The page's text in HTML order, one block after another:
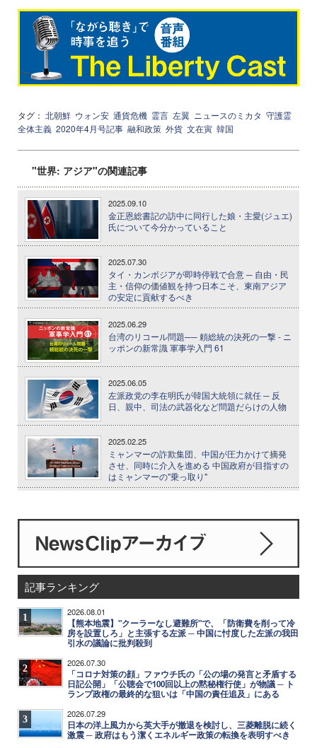
タグ： 北朝鮮 ウォン安 通貨危機 霊言 左翼 ニュースのミカタ 守護霊
全体主義 2020年4月号記事 融和政策 外貨 文在寅 韓国
"世界: アジア"の関連記事
2025.09.10
金正恩総書記の訪中に同行した娘・主愛(ジュエ)
氏について今分かっていること
2025.07.30
タイ・カンボジアが即時停戦で合意 ─ 自由・民
主・信仰の価値観を持つ日本こそ、東南アジア
の安定に貢献するべき
2025.06.29
台湾のリコール問題── 頼総統の決死の一撃 - ニ
ッポンの新常識 軍事学入門 61
2025.06.05
左派政党の李在明氏が韓国大統領に就任 ─ 反
日、親中、司法の武器化など問題だらけの人物
2025.02.25
ミャンマーの詐欺集団、中国が圧力かけて摘発
させ、同時に介入を進める 中国政府が目指すの
はミャンマーの"乗っ取り"
記事ランキング
1 2026.08.01
【熊本地震】"クーラーなし避難所"で、「防衛費を削って冷
房を設置しろ」と主張する左派 ─ 中国に忖度した左派の我田
引水の議論に批判殺到
2 2026.07.30
「コロナ対策の顔」ファウチ氏の「公の場の発言と矛盾する
日記公開」「公聴会で100回以上の黙秘権行使」が物議 ─ ト
ランプ政権の最終的な狙いは「中国の責任追及」にある
3 2026.07.29
日本の洋上風力から英大手が撤退を検討し、三菱離脱に続く
激震 ─ 政府はもう潔くエネルギー政策の転換を表明すべき